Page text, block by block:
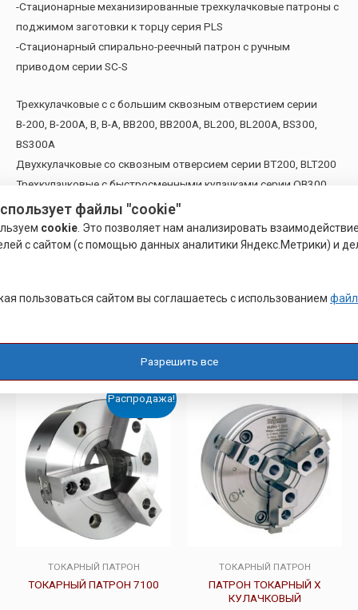
-Стационарные механизированные трехкулачковые патроны с
поджимом заготовки к торцу серия PLS
-Стационарный спирально-реечный патрон с ручным
приводом серии SC-S
Трехкулачковые c с большим сквозным отверстием серии
В-200, В-200А, В, В-А, ВВ200, ВВ200А, BL200, BL200A, BS300,
BS300A
Двухкулачковые со сквозным отверсием серии BT200, BLT200
Трехкулачковые с быстросменными кулачками серии QB300
Трехкулачковые со встренным пневмоцилиндром серии UB,
UVE
Трехкулачковые с автономным пневмоприводом серии UBR
Похожие товары
Распродажа!
ТОКАРНЫЙ ПАТРОН
ТОКАРНЫЙ ПАТРОН 7100
ТОКАРНЫЙ ПАТРОН
ПАТРОН ТОКАРНЫЙ Х
КУЛАЧКОВЫЙ
файлы "cookie"
cookie . Это позволяет нам анализировать
с сайтом (с помощью данных аналитики Яндекс.Метрики) и
пользоваться сайтом вы соглашаетесь с использованием
Разрешить все